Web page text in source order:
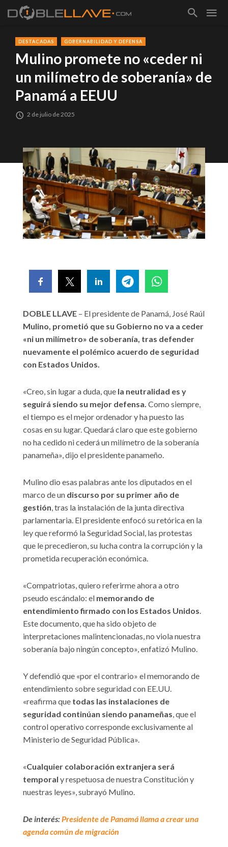
DESTACADAS GOBERNABILIDAD Y DEFENSA
Mulino promete no «ceder ni
un milímetro de soberanía» de
Panamá a EEUU
2 de julio de 2025
DOBLE LLAVE – El presidente de Panamá, José Raúl
Mulino, prometió que su Gobierno no va a ceder
«ni un milímetro» de soberanía, tras defender
nuevamente el polémico acuerdo de seguridad
con Estados Unidos.
«Creo, sin lugar a duda, que la neutralidad es y
seguirá siendo su mejor defensa. Como siempre,
el tiempo es el mejor ordenador y ha puesto las
cosas en su lugar. Quedará claro que este gobierno
no ha cedido ni cederá un milímetro de la soberanía
panameña», dijo el presidente panameño.
Mulino dio esas palabras ante los diputados en el
marco de un discurso por su primer año de
gestión, tras la instalación de la junta directiva
parlamentaria. El presidente enfocó su retórica en la
ley que reformó la Seguridad Social, las protestas
que le precedieron, su lucha contra la corrupción y la
prometida recuperación económica.
«Compatriotas, quiero referirme ahora a otro
pseudo escándalo: el memorando de
entendimiento firmado con los Estados Unidos.
Este documento, que ha sido objeto de
interpretaciones malintencionadas, no viola nuestra
soberanía bajo ningún concepto», enfatizó Mulino.
Y defendió que «por el contrario» el memorando de
entendimiento sobre seguridad con EE.UU.
«reafirma que todas las instalaciones de
seguridad continúan siendo panameñas, que el
control operativo corresponde exclusivamente al
Ministerio de Seguridad Pública».
«Cualquier colaboración extranjera será
temporal y respetuosa de nuestra Constitución y
nuestras leyes», subrayó Mulino.
De interés:Presidente de Panamá llama a crear una
agenda común de migración